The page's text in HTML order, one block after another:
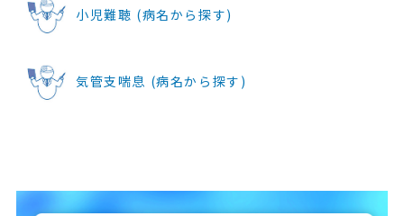
小児難聴 (病名から探す)
気管支喘息 (病名から探す)